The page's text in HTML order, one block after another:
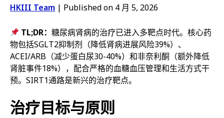
商店
HKIII Team | Published on 4 月 5, 2026
TL;DR：糖尿病肾病的治疗已进入多靶点时代。核心药
物包括SGLT2抑制剂（降低肾病进展风险39%）、
ACEI/ARB（减少蛋白尿30-40%）和非奈利酮（额外降低
肾脏事件18%），配合严格的血糖血压管理和生活方式干
预。SIRT1通路是新兴的治疗靶点。
治疗目标与原则